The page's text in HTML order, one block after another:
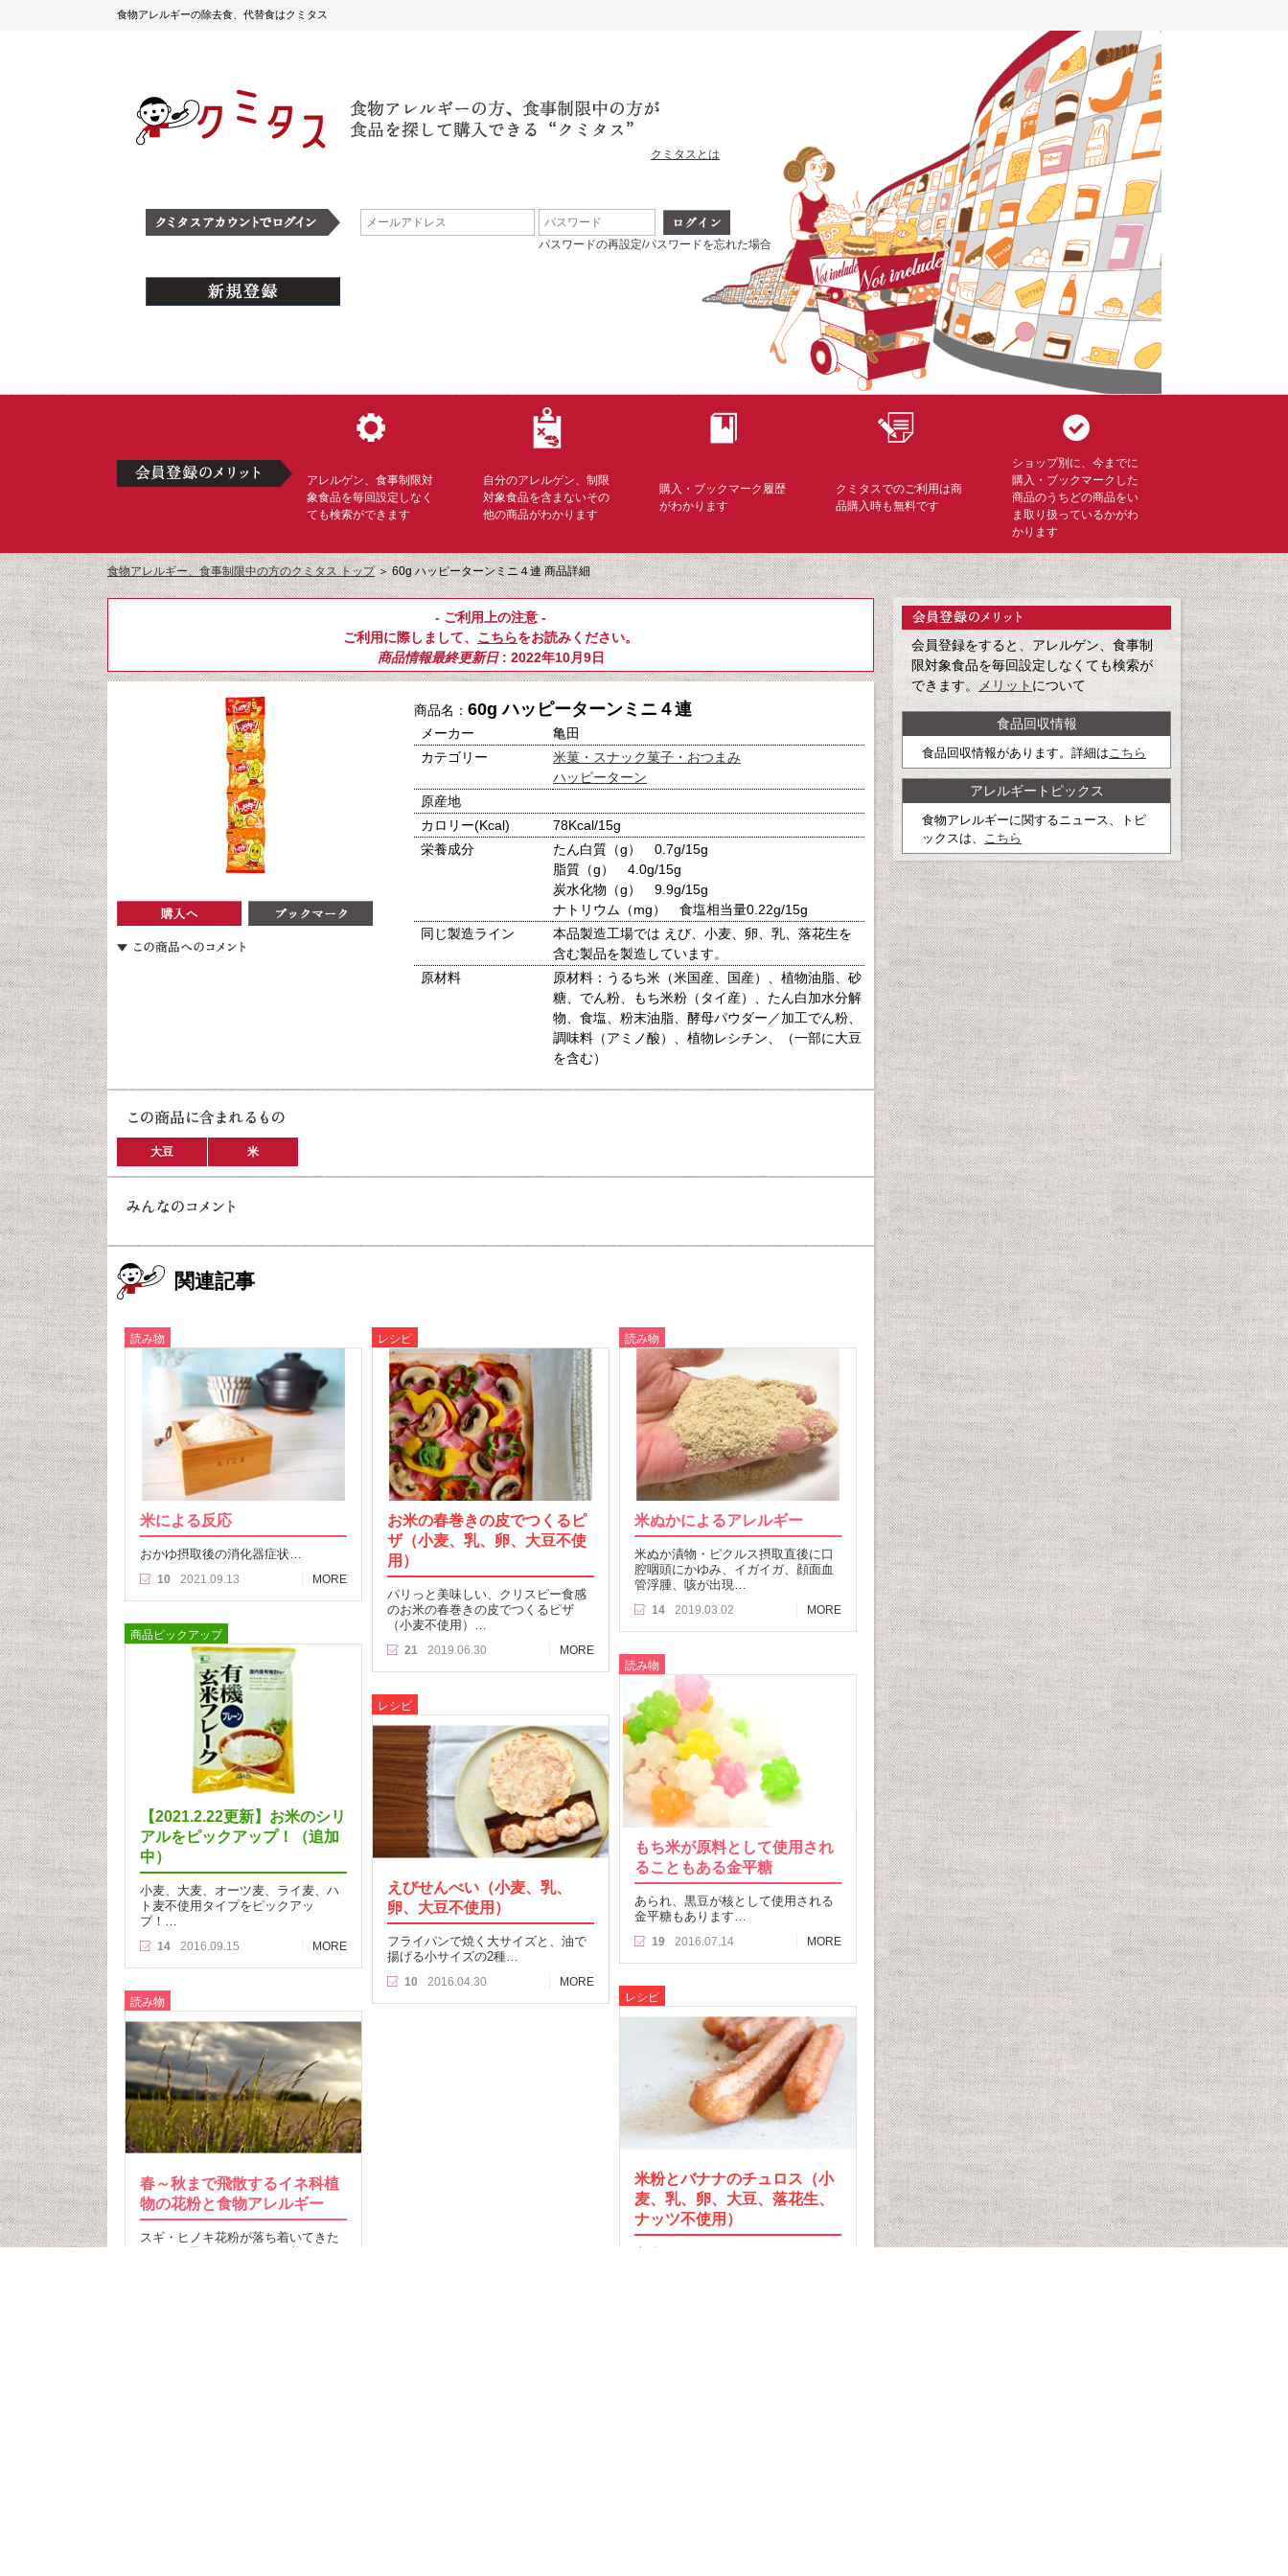
食物アレルギーの除去食、代替食はクミタス
クミタスとは
パスワードの再設定/パスワードを忘れた場合
アレルゲン、食事制限対
象食品を毎回設定しなく
ても検索ができます
自分のアレルゲン、制限
対象食品を含まないその
他の商品がわかります
購入・ブックマーク履歴
がわかります
クミタスでのご利用は商
品購入時も無料です
ショップ別に、今までに
購入・ブックマークした
商品のうちどの商品をい
ま取り扱っているかがわ
かります
食物アレルギー、食事制限中の方のクミタス トップ＞60g ハッピーターンミニ４連 商品詳細
- ご利用上の注意 -
ご利用に際しまして、 こちらをお読みください。
商品情報最終更新日: 2022年10月9日
商品名： 60g ハッピーターンミニ４連
メーカー
亀田
カテゴリー
米菓・スナック菓子・おつまみ
ハッピーターン
原産地
カロリー(Kcal)
78Kcal/15g
栄養成分
たん白質（g） 0.7g/15g
脂質（g） 4.0g/15g
炭水化物（g） 9.9g/15g
ナトリウム（mg） 食塩相当量0.22g/15g
同じ製造ライン
本品製造工場では えび、小麦、卵、乳、落花生を
含む製品を製造しています。
原材料
原材料：うるち米（米国産、国産）、植物油脂、砂
糖、でん粉、もち米粉（タイ産）、たん白加水分解
物、食塩、粉末油脂、酵母パウダー／加工でん粉、
調味料（アミノ酸）、植物レシチン、（一部に大豆
を含む）
大豆 米
関連記事
読み物
米による反応
おかゆ摂取後の消化器症状…
10 2021.09.13 MORE
レシピ
お米の春巻きの皮でつくるピ
ザ（小麦、乳、卵、大豆不使
用）
パリっと美味しい、クリスピー食感
のお米の春巻きの皮でつくるピザ
（小麦不使用）…
21 2019.06.30 MORE
読み物
米ぬかによるアレルギー
米ぬか漬物・ピクルス摂取直後に口
腔咽頭にかゆみ、イガイガ、顔面血
管浮腫、咳が出現…
14 2019.03.02
MORE
商品ピックアップ
【2021.2.22更新】お米のシリ
アルをピックアップ！（追加
中）
小麦、大麦、オーツ麦、ライ麦、ハ
ト麦不使用タイプをピックアッ
プ！…
14 2016.09.15 MORE
読み物
もち米が原料として使用され
ることもある金平糖
あられ、黒豆が核として使用される
金平糖もあります…
19 2016.07.14 MORE
レシピ
えびせんべい（小麦、乳、
卵、大豆不使用）
フライパンで焼く大サイズと、油で
揚げる小サイズの2種…
10 2016.04.30
MORE
レシピ
米粉とバナナのチュロス（小
麦、乳、卵、大豆、落花生、
ナッツ不使用）
読み物
春～秋まで飛散するイネ科植
物の花粉と食物アレルギー
スギ・ヒノキ花粉が落ち着いてきた
会員登録をすると、アレルゲン、食事制
限対象食品を毎回設定しなくても検索が
できます。メリットについて
食品回収情報
食品回収情報があります。詳細は こちら
アレルギートピックス
食物アレルギーに関するニュース、トピ
ックスは、
こちら